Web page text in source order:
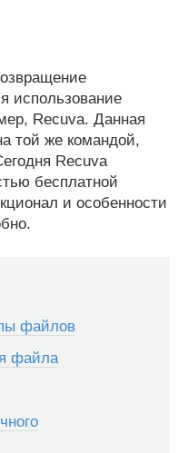
использование
Recuva. Данная
той же командой,
Recuva
бесплатной
и особенности
файлов
файла